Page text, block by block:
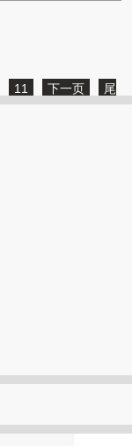
11 下一页
尾